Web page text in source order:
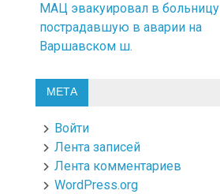
МАЦ эвакуировал в больницу
пострадавшую в аварии на
Варшавском ш.
МЕТА
Войти
Лента записей
Лента комментариев
WordPress.org